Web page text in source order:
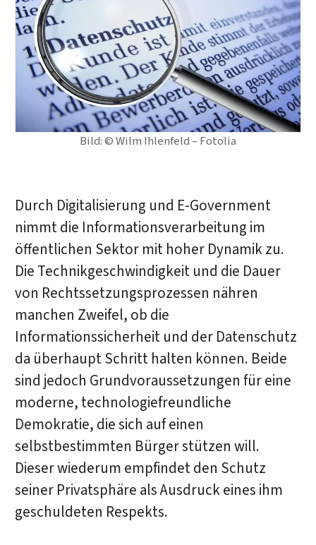
Bild: © Wilm Ihlenfeld – Fotolia
Durch Digitalisierung und E-Government
nimmt die Informationsverarbeitung im
öffentlichen Sektor mit hoher Dynamik zu.
Die Technikgeschwindigkeit und die Dauer
von Rechtssetzungsprozessen nähren
manchen Zweifel, ob die
Informationssicherheit und der Datenschutz
da überhaupt Schritt halten können. Beide
sind jedoch Grundvoraussetzungen für eine
moderne, technologiefreundliche
Demokratie, die sich auf einen
selbstbestimmten Bürger stützen will.
Dieser wiederum empfindet den Schutz
seiner Privatsphäre als Ausdruck eines ihm
geschuldeten Respekts.